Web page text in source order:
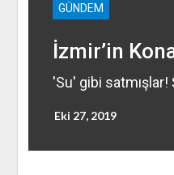
GÜNDEM
İzmir’in
'Su' gibi satmışlar!
Eki 27, 2019